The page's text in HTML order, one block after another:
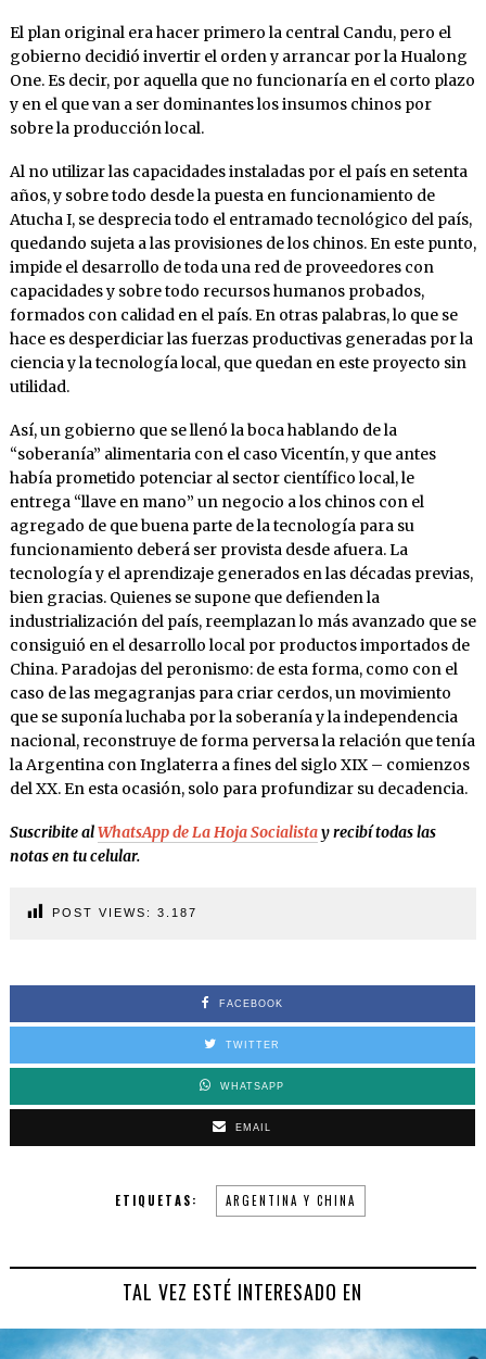
El plan original era hacer primero la central Candu, pero el
gobierno decidió invertir el orden y arrancar por la Hualong
One. Es decir, por aquella que no funcionaría en el corto plazo
y en el que van a ser dominantes los insumos chinos por
sobre la producción local.
Al no utilizar las capacidades instaladas por el país en setenta
años, y sobre todo desde la puesta en funcionamiento de
Atucha I, se desprecia todo el entramado tecnológico del país,
quedando sujeta a las provisiones de los chinos. En este punto,
impide el desarrollo de toda una red de proveedores con
capacidades y sobre todo recursos humanos probados,
formados con calidad en el país. En otras palabras, lo que se
hace es desperdiciar las fuerzas productivas generadas por la
ciencia y la tecnología local, que quedan en este proyecto sin
utilidad.
Así, un gobierno que se llenó la boca hablando de la
“soberanía” alimentaria con el caso Vicentín, y que antes
había prometido potenciar al sector científico local, le
entrega “llave en mano” un negocio a los chinos con el
agregado de que buena parte de la tecnología para su
funcionamiento deberá ser provista desde afuera. La
tecnología y el aprendizaje generados en las décadas previas,
bien gracias. Quienes se supone que defienden la
industrialización del país, reemplazan lo más avanzado que se
consiguió en el desarrollo local por productos importados de
China. Paradojas del peronismo: de esta forma, como con el
caso de las megagranjas para criar cerdos, un movimiento
que se suponía luchaba por la soberanía y la independencia
nacional, reconstruye de forma perversa la relación que tenía
la Argentina con Inglaterra a fines del siglo XIX – comienzos
del XX. En esta ocasión, solo para profundizar su decadencia.
Suscribite alWhatsApp de La Hoja Socialistay recibí todas las
notas en tu celular.
POST VIEWS: 3.187
FACEBOOK
TWITTER
WHATSAPP
EMAIL
ETIQUETAS: ARGENTINA Y CHINA
TAL VEZ ESTÉ INTERESADO EN